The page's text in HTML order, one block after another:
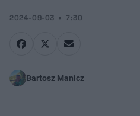
2024-09-03 7:30
Bartosz Manicz